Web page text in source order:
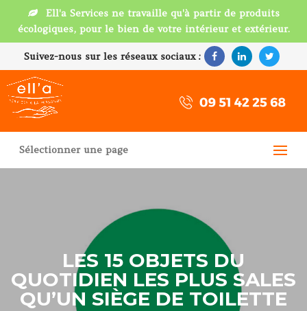
Ell'a Services ne travaille qu'à partir de produits
écologiques, pour le bien de votre intérieur et extérieur.
Suivez-nous sur les réseaux sociaux :
Sélectionner une page
LES 15 OBJETS DU
QUOTIDIEN LES PLUS SALES
QU’UN SIÈGE DE TOILETTE